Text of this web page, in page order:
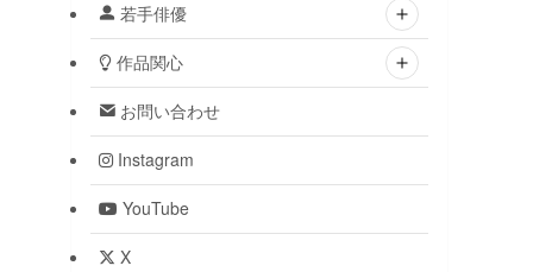
若手俳優
作品関心
お問い合わせ
Instagram
YouTube
X